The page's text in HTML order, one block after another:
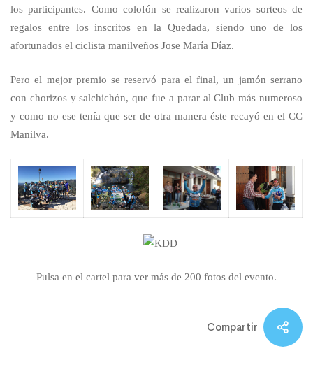
los participantes. Como colofón se realizaron varios sorteos de
regalos entre los inscritos en la Quedada, siendo uno de los
afortunados el ciclista manilveños Jose María Díaz.
Pero el mejor premio se reservó para el final, un jamón serrano
con chorizos y salchichón, que fue a parar al Club más numeroso
y como no ese tenía que ser de otra manera éste recayó en el CC
Manilva.
Pulsa en el cartel para ver más de 200 fotos del evento.
Compartir